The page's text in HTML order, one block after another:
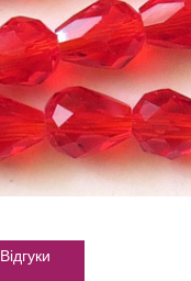
Відгуки